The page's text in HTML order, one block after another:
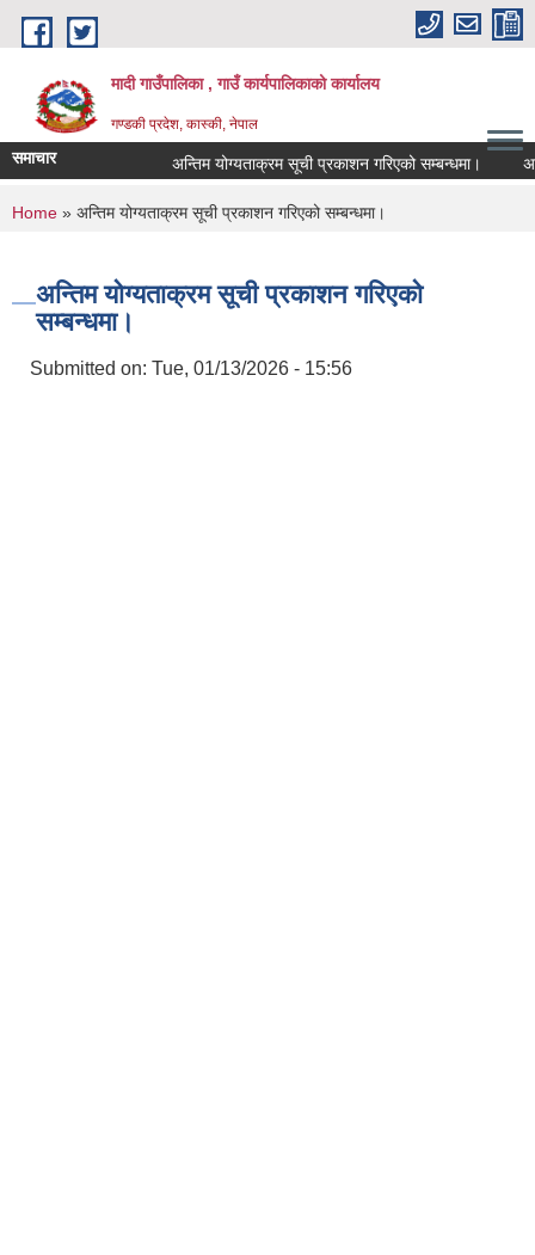
Skip to main content
मादी गाउँपालिका , गाउँ कार्यपालिकाको कार्यालय
गण्डकी प्रदेश, कास्की, नेपाल
समाचार अन्तिम योग्यताक्रम सूची प्रकाशन गरिएको सम्बन्धमा।
You are here
Home » अन्तिम योग्यताक्रम सूची प्रकाशन गरिएको सम्बन्धमा।
अन्तिम योग्यताक्रम सूची प्रकाशन गरिएको
सम्बन्धमा।
Submitted on: Tue, 01/13/2026 - 15:56